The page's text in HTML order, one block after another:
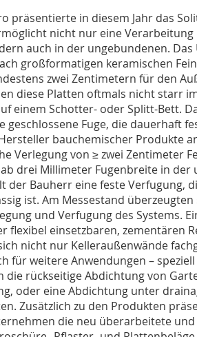
präsentierte in diesem Jahr das
nicht nur eine
auch in der ungebundenen.
großformatigen keramischen
zwei Zentimetern für den
diese Platten oftmals nicht starr
einem Schotter- oder Splitt-Bett.
geschlossene Fuge, die dauerhaft
bauchemischer Produkte
Verlegung von ≥ zwei Zentimeter
drei Millimeter Fugenbreite in der
der Bauherr eine feste Verfugung,
ist. Am Messestand
und Verfugung des Systems.
flexibel einsetzbaren, zementären
nicht nur Kelleraußenwände
für weitere Anwendungen –
die rückseitige Abdichtung von
oder eine Abdichtung unter
Zusätzlich zu den Produkten
die neu überarbeitete